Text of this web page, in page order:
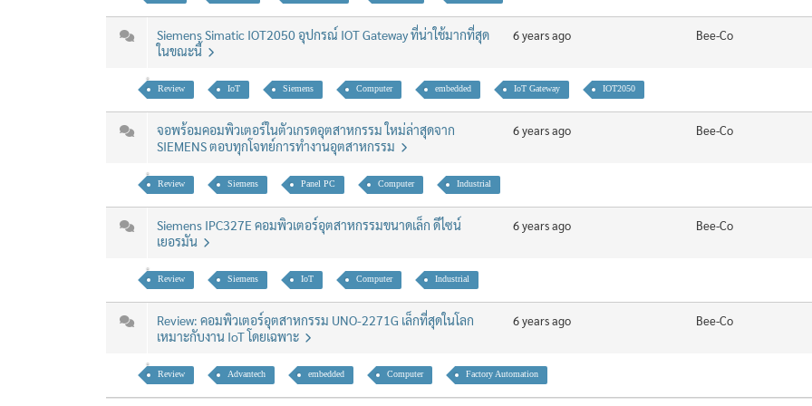
Siemens Simatic IOT2050 อุปกรณ์ IOT Gateway ที่น่าใช้มากที่สุด
ในขณะนี้
6 years ago Bee-Co
Review IoT Siemens Computer embedded IoT Gateway IOT2050
จอพร้อมคอมพิวเตอร์ในตัวเกรดอุตสาหกรรม ใหม่ล่าสุดจาก
SIEMENS ตอบทุกโจทย์การทำงานอุตสาหกรรม
6 years ago Bee-Co
Review Siemens Panel PC Computer Industrial
Siemens IPC327E คอมพิวเตอร์อุตสาหกรรมขนาดเล็ก ดีไซน์
เยอรมัน
6 years ago Bee-Co
Review Siemens IoT Computer Industrial
Review: คอมพิวเตอร์อุตสาหกรรม UNO-2271G เล็กที่สุดในโลก
เหมาะกับงาน IoT โดยเฉพาะ
6 years ago Bee-Co
Review Advantech embedded Computer Factory Automation